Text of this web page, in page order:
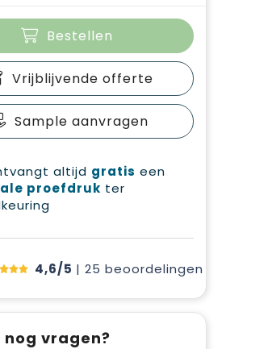
Bestellen
Vrijblijvende offerte
Sample aanvragen
altijd gratis een
proefdruk ter
4,6/5 | 25 beoordelingen
nog vragen?